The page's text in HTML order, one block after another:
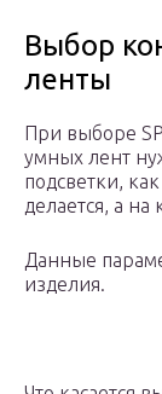
Выбор
ленты
При выборе
умных лент
подсветки,
делается, а на
Данные
изделия.